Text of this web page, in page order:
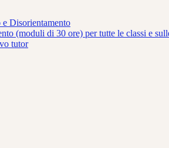
Disorientamento
(moduli di 30 ore) per tutte le classi e
tutor